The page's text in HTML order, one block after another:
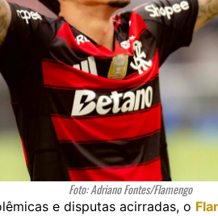
Foto: Adriano Fontes/Flamengo
e disputas acirradas, o